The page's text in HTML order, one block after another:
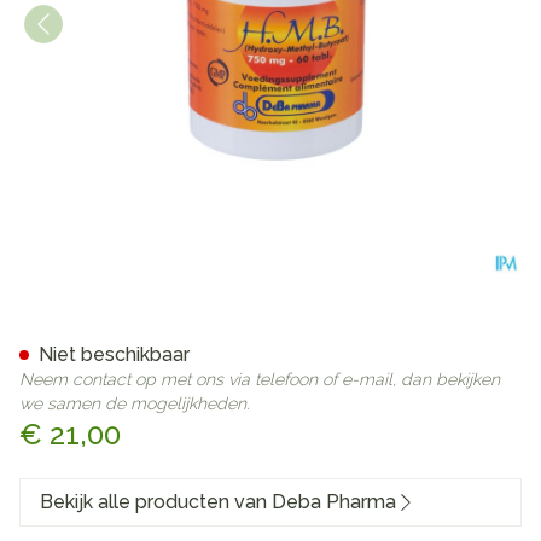
€ 21,00
Niet beschikbaar
Neem contact op met ons via telefoon of e-mail, dan bekijken
we samen de mogelijkheden.
Bekijk alle producten van Deba Pharma